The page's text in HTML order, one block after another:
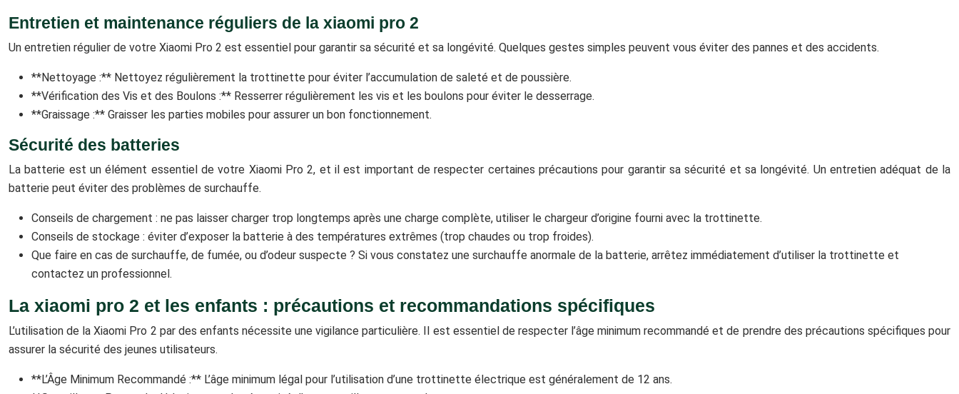
Entretien et maintenance réguliers de la xiaomi pro 2
Un entretien régulier de votre Xiaomi Pro 2 est essentiel pour garantir sa sécurité et sa longévité. Quelques gestes simples peuvent vous éviter des pannes et des accidents.
**Nettoyage :** Nettoyez régulièrement la trottinette pour éviter l’accumulation de saleté et de poussière.
**Vérification des Vis et des Boulons :** Resserrer régulièrement les vis et les boulons pour éviter le desserrage.
**Graissage :** Graisser les parties mobiles pour assurer un bon fonctionnement.
Sécurité des batteries
La batterie est un élément essentiel de votre Xiaomi Pro 2, et il est important de respecter certaines précautions pour garantir sa sécurité et sa longévité. Un entretien adéquat de la
batterie peut éviter des problèmes de surchauffe.
Conseils de chargement : ne pas laisser charger trop longtemps après une charge complète, utiliser le chargeur d’origine fourni avec la trottinette.
Conseils de stockage : éviter d’exposer la batterie à des températures extrêmes (trop chaudes ou trop froides).
Que faire en cas de surchauffe, de fumée, ou d’odeur suspecte ? Si vous constatez une surchauffe anormale de la batterie, arrêtez immédiatement d’utiliser la trottinette et
contactez un professionnel.
La xiaomi pro 2 et les enfants : précautions et recommandations spécifiques
L’utilisation de la Xiaomi Pro 2 par des enfants nécessite une vigilance particulière. Il est essentiel de respecter l’âge minimum recommandé et de prendre des précautions spécifiques pour
assurer la sécurité des jeunes utilisateurs.
**L’Âge Minimum Recommandé :** L’âge minimum légal pour l’utilisation d’une trottinette électrique est généralement de 12 ans.